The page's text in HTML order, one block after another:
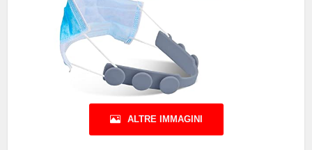
ALTRE IMMAGINI